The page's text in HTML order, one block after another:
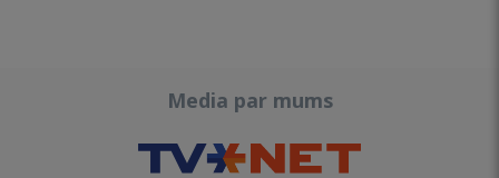
Media par mums